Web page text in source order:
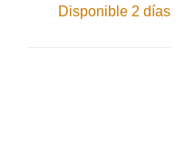
Disponible 2 días